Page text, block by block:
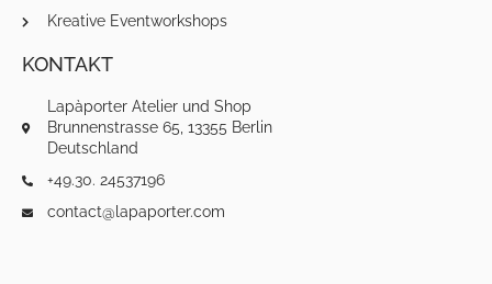
Kreative Eventworkshops
KONTAKT
Lapàporter Atelier und Shop
Brunnenstrasse 65, 13355 Berlin
Deutschland
+49.30. 24537196
contact@lapaporter.com